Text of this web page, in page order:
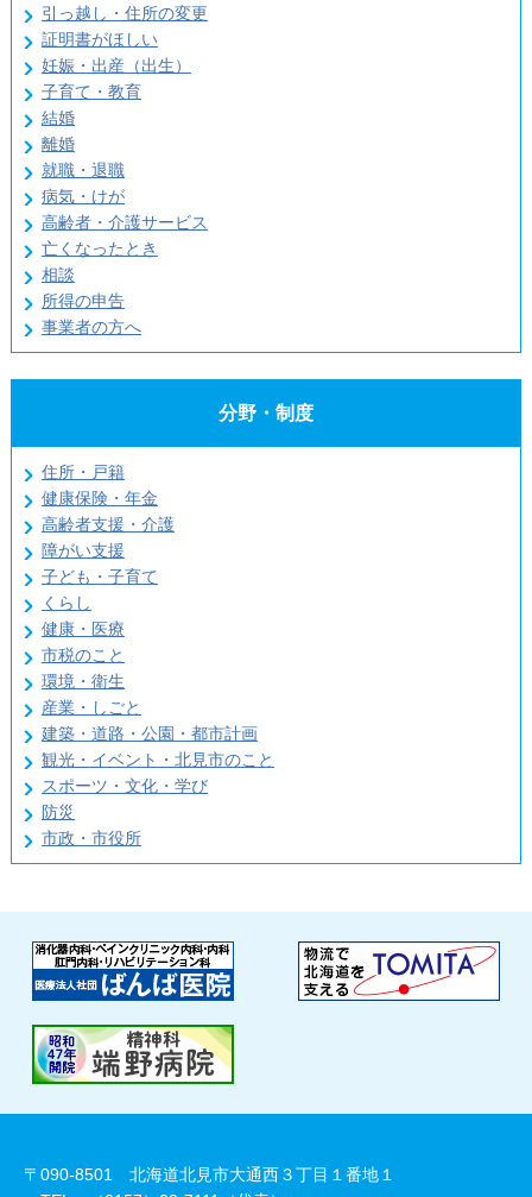
引っ越し・住所の変更
証明書がほしい
妊娠・出産（出生）
子育て・教育
結婚
離婚
就職・退職
病気・けが
高齢者・介護サービス
亡くなったとき
相談
所得の申告
事業者の方へ
分野・制度
住所・戸籍
健康保険・年金
高齢者支援・介護
障がい支援
子ども・子育て
くらし
健康・医療
市税のこと
環境・衛生
産業・しごと
建築・道路・公園・都市計画
観光・イベント・北見市のこと
スポーツ・文化・学び
防災
市政・市役所
〒090-8501 北海道北見市大通西３丁目１番地１